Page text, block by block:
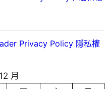
Privacy Policy 隱私權
月